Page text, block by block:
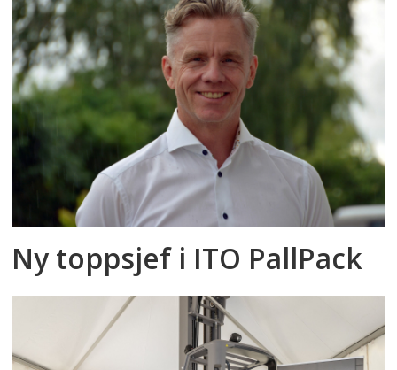
Ny toppsjef i ITO PallPack